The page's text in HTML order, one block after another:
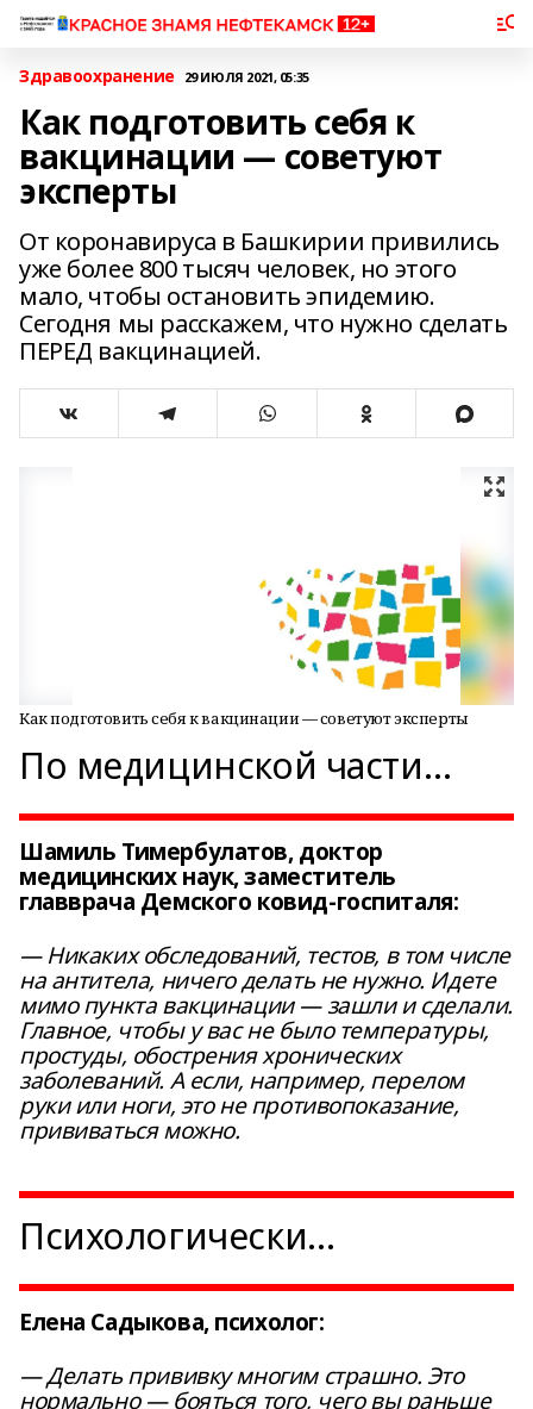
Здравоохранение 29 ИЮЛЯ 2021, 05:35
Как подготовить себя к
вакцинации — советуют
эксперты
От коронавируса в Башкирии привились
уже более 800 тысяч человек, но этого
мало, чтобы остановить эпидемию.
Сегодня мы расскажем, что нужно сделать
ПЕРЕД вакцинацией.
Как подготовить себя к вакцинации — советуют эксперты
По медицинской части…
Шамиль Тимербулатов, доктор
медицинских наук, заместитель
главврача Демского ковид-госпиталя:
— Никаких обследований, тестов, в том числе
на антитела, ничего делать не нужно. Идете
мимо пункта вакцинации — зашли и сделали.
Главное, чтобы у вас не было температуры,
простуды, обострения хронических
заболеваний. А если, например, перелом
руки или ноги, это не противопоказание,
прививаться можно.
Психологически…
Елена Садыкова, психолог:
— Делать прививку многим страшно. Это
нормально — бояться того, чего вы раньше